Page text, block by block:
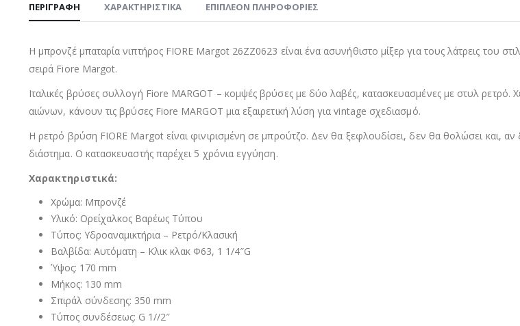
ΠΕΡΙΓΡΑΦΉ ΧΑΡΑΚΤΗΡΙΣΤΙΚΑ ΕΠΙΠΛΈΟΝ ΠΛΗΡΟΦΟΡΊΕΣ
Η μπρονζέ μπαταρία νιπτήρος FIORE Margot 26ZZ0623 είναι ένα ασυνήθιστο μίξερ για τους λάτρεις του
σειρά Fiore Margot.
Ιταλικές βρύσες συλλογή Fiore MARGOT – κομψές βρύσες με δύο λαβές, κατασκευασμένες με στυλ
αιώνων, κάνουν τις βρύσες Fiore MARGOT μια εξαιρετική λύση για vintage σχεδιασμό.
Η ρετρό βρύση FIORE Margot είναι φινιρισμένη σε μπρούτζο. Δεν θα ξεφλουδίσει, δεν θα θολώσει και,
διάστημα. Ο κατασκευαστής παρέχει 5 χρόνια εγγύηση.
Χαρακτηριστικά:
Χρώμα: Μπρονζέ
Υλικό: Ορείχαλκος Βαρέως Τύπου
Τύπος: Υδροαναμικτήρια – Ρετρό/Κλασική
Βαλβίδα: Αυτόματη – Κλικ κλακ Φ63, 1 1/4″G
Ύψος: 170 mm
Μήκος: 130 mm
Σπιράλ σύνδεσης: 350 mm
Τύπος συνδέσεως: G 1//2″